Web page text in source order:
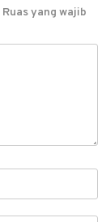
Ruas yang wajib